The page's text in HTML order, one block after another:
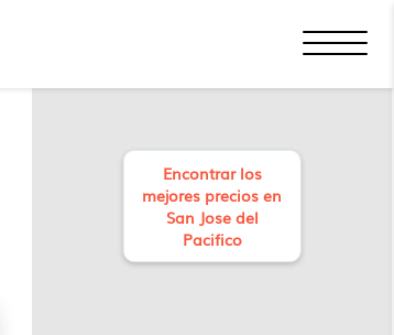
Encontrar los
mejores precios en
San Jose del
Pacifico